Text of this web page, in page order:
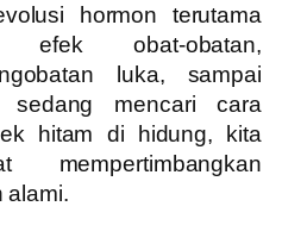
hormon terutama
efek obat-obatan,
luka, sampai
mencari cara
hitam di hidung, kita
mempertimbangkan
alami.